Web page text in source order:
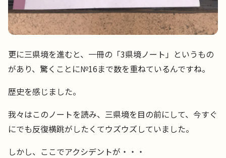
更に三県境を進むと、一冊の「3県境ノート」というもの
があり、驚くことに№16まで数を重ねているんですね。
歴史を感じました。
我々はこのノートを読み、三県境を目の前にして、今すぐ
にでも反復横跳がしたくてウズウズしていました。
しかし、ここでアクシデントが・・・